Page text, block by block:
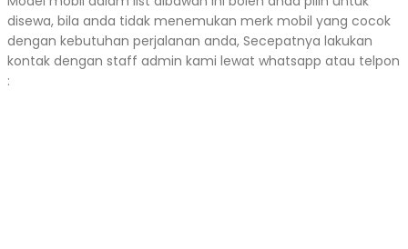
disewa, bila anda tidak menemukan merk mobil yang cocok
dengan kebutuhan perjalanan anda, Secepatnya lakukan
kontak dengan staff admin kami lewat whatsapp atau telpon
: